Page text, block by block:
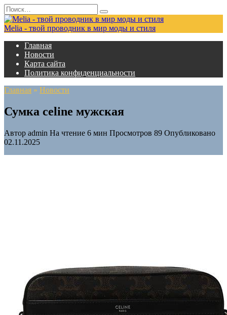
Перейти
к
содержанию
Search
for:
Melia - твой проводник в мир моды и стиля
Главная
Новости
Карта сайта
Политика конфиденциальности
Главная » Новости
Сумка celine мужская
Автор admin На чтение 6 мин Просмотров 89 Опубликовано
02.11.2025